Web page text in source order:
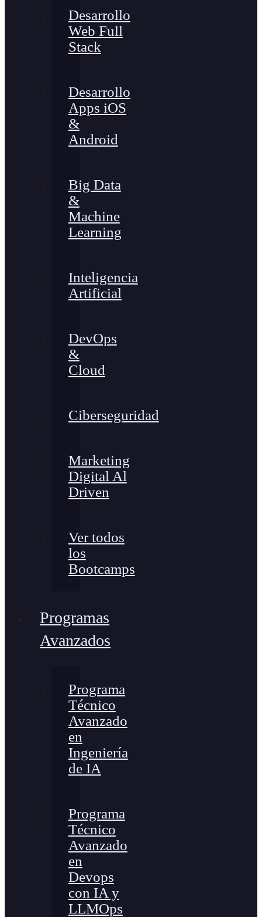
Desarrollo
Web Full
Stack
Desarrollo
Apps iOS
&
Android
Big Data
&
Machine
Learning
Inteligencia
Artificial
DevOps
&
Cloud
Ciberseguridad
Marketing
Digital Al
Driven
Ver todos
los
Bootcamps
Programas
Avanzados
Programa
Técnico
Avanzado
en
Ingeniería
de IA
Programa
Técnico
Avanzado
en
Devops
con IA y
LLMOps